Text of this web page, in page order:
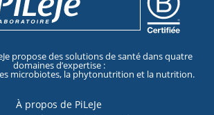
propose des solutions de santé dans quatre
domaines d’expertise :
microbiotes, la phytonutrition et la nutrition.
À propos de PiLeJe